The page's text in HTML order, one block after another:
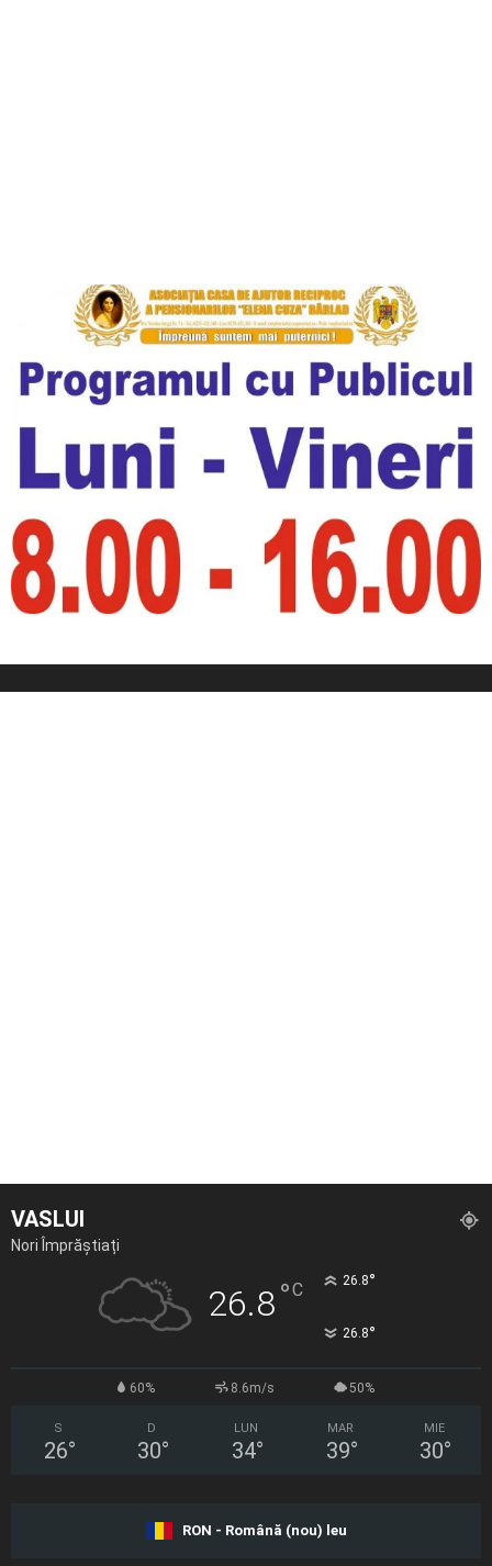
VASLUI
Nori Împrăștiați
26.8°C 26.8°
26.8°
60% 8.6m/s 50%
S
26°
D
30°
LUN
34°
MAR
39°
MIE
30°
RON - Română (nou) leu